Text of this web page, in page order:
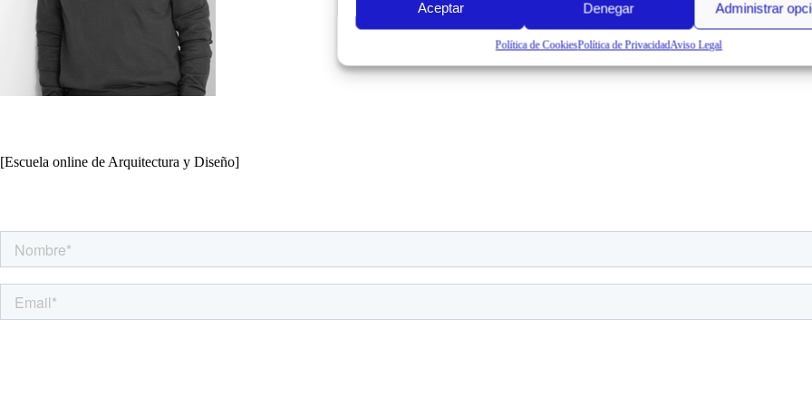
Aceptar Denegar Administrar
Política de CookiesPolítica de PrivacidadAviso Legal
[Escuela online de Arquitectura y Diseño]